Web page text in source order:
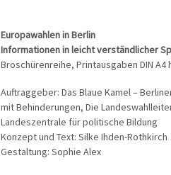
Europawahlen in Berlin
Informationen in leicht verständlicher
Broschürenreihe, Printausgaben DIN
Auftraggeber: Das Blaue Kamel –
mit Behinderungen, Die
Landeszentrale für politische Bildung
Konzept und Text: Silke Ihden-Rothkirch
Gestaltung: Sophie Alex